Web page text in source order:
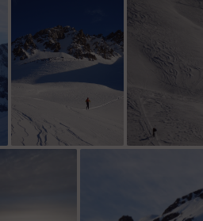
Séracs des plâtieres